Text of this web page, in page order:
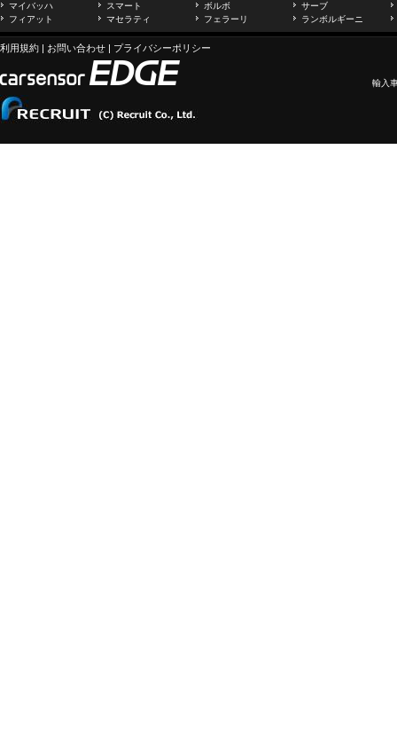
マイバッハ
スマート ボルボ
サーブ
フィアット
マセラティ フェラーリ ランボルギーニ
利用規約 | お問い合わせ | プライバシーポリシー
輸入